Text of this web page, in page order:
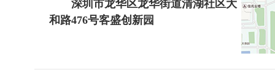
深圳市龙华区龙华街道清湖社区大
和路476号客盛创新园